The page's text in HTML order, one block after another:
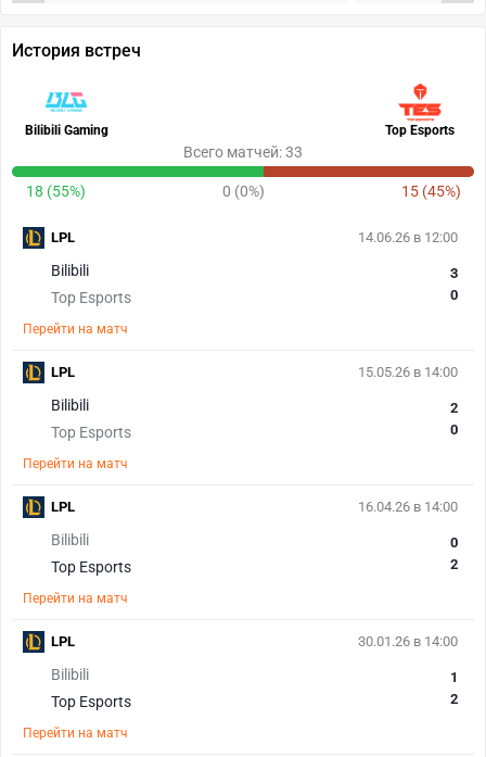
История встреч
Bilibili Gaming Top Esports
Всего матчей: 33
18 (55%) 0 (0%) 15 (45%)
14.06.26 в 12:00
Bilibili
Top Esports
3
0
Перейти на матч
LPL
15.05.26 в 14:00
Bilibili
Top Esports
2
0
Перейти на матч
LPL
16.04.26 в 14:00
Bilibili
Top Esports
0
2
Перейти на матч
LPL
30.01.26 в 14:00
Bilibili
Top Esports
1
2
Перейти на матч
LPL